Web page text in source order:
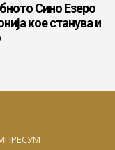
Сино Езеро
кое станува и